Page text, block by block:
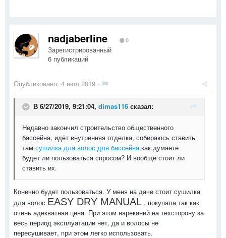
nadjaberline 0
Зарегистрированный
6 публикаций
Опубликовано: 4 июл 2019 ·
В 6/27/2019, 9:21:04, dimas116 сказал:
Недавно закончил строительство общественного
бассейна, идёт внутренняя отделка, собираюсь ставить
там сушилка для волос для бассейнакак думаете
будет ли пользоваться спросом? И вообще стоит ли
ставить их.
Конечно будет пользоваться. У меня на даче стоит сушилка
для волос EASY DRY MANUAL , покупала так как
очень адекватная цена. При этом нареканий на техсторону за
весь период эксплуатации нет, да и волосы не
пересушивает, при этом легко использовать.